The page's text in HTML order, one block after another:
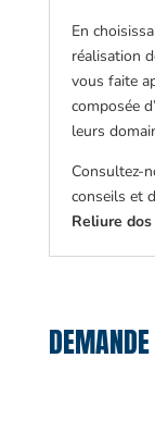
En
réalisation
vous faite
composée
leurs
Consultez-
conseils et
Reliure